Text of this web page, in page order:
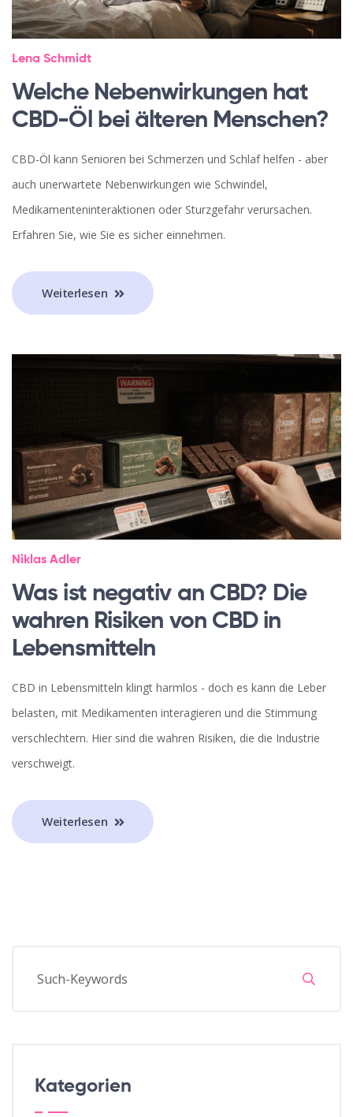
Lena Schmidt
Welche Nebenwirkungen hat
CBD-Öl bei älteren Menschen?
CBD-Öl kann Senioren bei Schmerzen und Schlaf helfen - aber
auch unerwartete Nebenwirkungen wie Schwindel,
Medikamenteninteraktionen oder Sturzgefahr verursachen.
Erfahren Sie, wie Sie es sicher einnehmen.
Weiterlesen
Niklas Adler
Was ist negativ an CBD? Die
wahren Risiken von CBD in
Lebensmitteln
CBD in Lebensmitteln klingt harmlos - doch es kann die Leber
belasten, mit Medikamenten interagieren und die Stimmung
verschlechtern. Hier sind die wahren Risiken, die die Industrie
verschweigt.
Weiterlesen
Kategorien